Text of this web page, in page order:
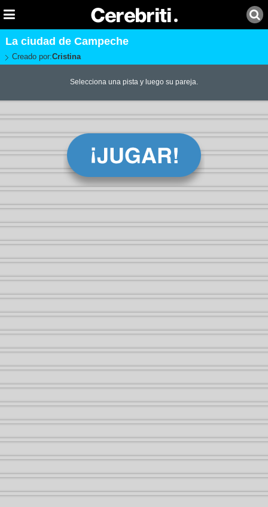
La ciudad de Campeche
Creado por:Cristina
Selecciona una pista y luego su pareja.